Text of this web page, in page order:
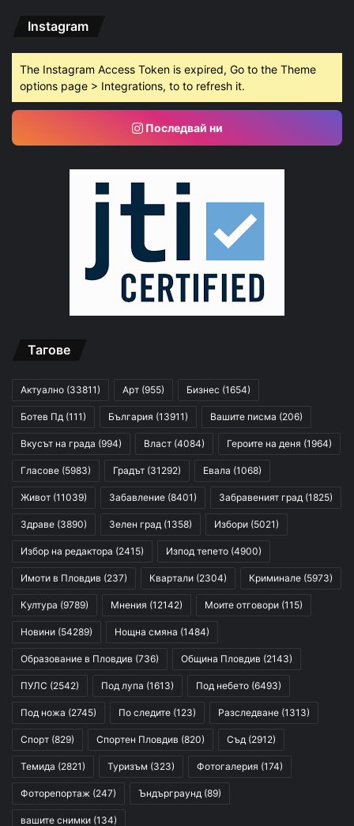
Instagram
The Instagram Access Token is expired, Go to the Theme
options page > Integrations, to to refresh it.
Последвай ни
Тагове
Актуално (33811) Арт (955) Бизнес (1654)
Ботев Пд (111) България (13911) Вашите писма (206)
Вкусът на града (994) Власт (4084) Героите на деня (1964)
Гласове (5983) Градът (31292) Евала (1068)
Живот (11039) Забавление (8401) Забравеният град (1825)
Здраве (3890) Зелен град (1358) Избори (5021)
Избор на редактора (2415) Изпод тепето (4900)
Имоти в Пловдив (237) Квартали (2304) Криминале (5973)
Култура (9789) Мнения (12142) Моите отговори (115)
Новини (54289) Нощна смяна (1484)
Образование в Пловдив (736) Община Пловдив (2143)
ПУЛС (2542) Под лупа (1613) Под небето (6493)
Под ножа (2745) По следите (123) Разследване (1313)
Спорт (829) Спортен Пловдив (820) Съд (2912)
Темида (2821) Туризъм (323) Фотогалерия (174)
Фоторепортаж (247) Ъндърграунд (89)
вашите снимки (134)